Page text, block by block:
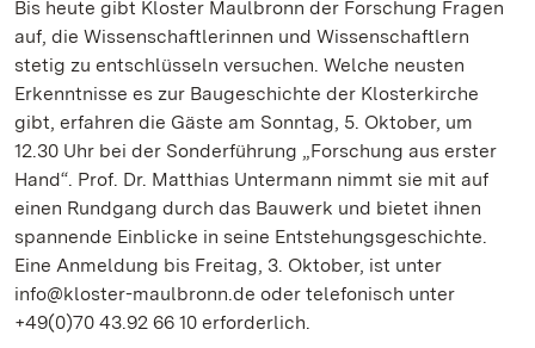
Bis heute gibt Kloster Maulbronn der Forschung Fragen
auf, die Wissenschaftlerinnen und Wissenschaftlern
stetig zu entschlüsseln versuchen. Welche neusten
Erkenntnisse es zur Baugeschichte der Klosterkirche
gibt, erfahren die Gäste am Sonntag, 5. Oktober, um
12.30 Uhr bei der Sonderführung „Forschung aus erster
Hand“. Prof. Dr. Matthias Untermann nimmt sie mit auf
einen Rundgang durch das Bauwerk und bietet ihnen
spannende Einblicke in seine Entstehungsgeschichte.
Eine Anmeldung bis Freitag, 3. Oktober, ist unter
info@kloster-maulbronn.de oder telefonisch unter
+49(0)70 43.92 66 10 erforderlich.